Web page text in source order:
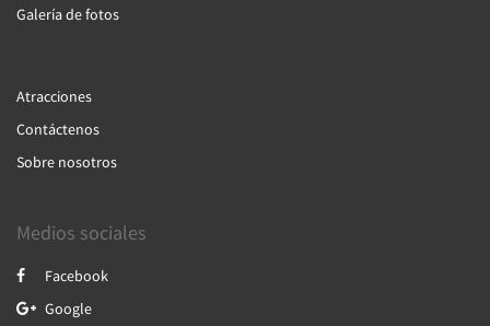
Galería de fotos
Atracciones
Contáctenos
Sobre nosotros
Medios sociales
Facebook
Google